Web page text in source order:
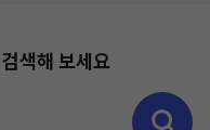
색해 보세요